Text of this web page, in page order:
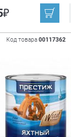
₽
Код товара 00117362